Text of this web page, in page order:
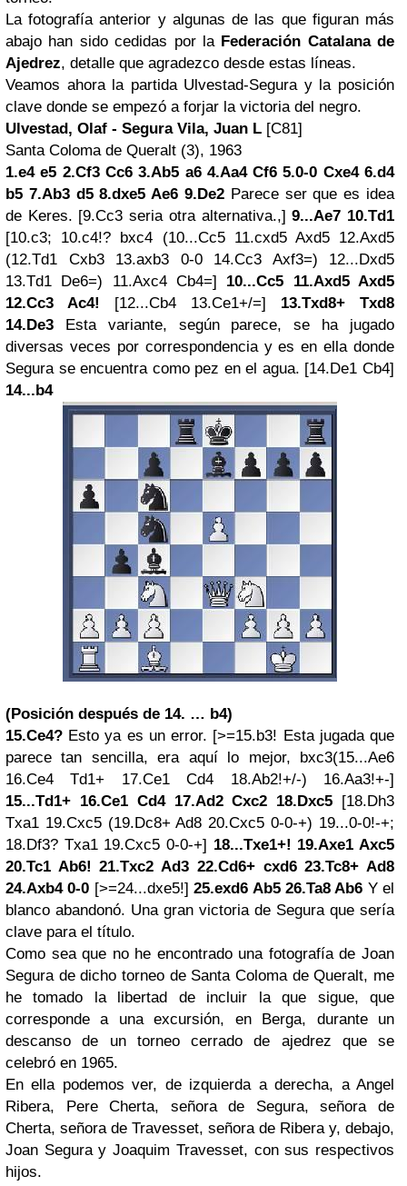
La fotografía anterior y algunas de las que figuran más
abajo han sido cedidas por la Federación Catalana de
Ajedrez, detalle que agradezco desde estas líneas.
Veamos ahora la partida Ulvestad-Segura y la posición
clave donde se empezó a forjar la victoria del negro.
Ulvestad, Olaf - Segura Vila, Juan L [C81]
Santa Coloma de Queralt (3), 1963
1.e4 e5 2.Cf3 Cc6 3.Ab5 a6 4.Aa4 Cf6 5.0-0 Cxe4 6.d4
b5 7.Ab3 d5 8.dxe5 Ae6 9.De2 Parece ser que es idea
de Keres. [9.Cc3 seria otra alternativa.,]9...Ae7 10.Td1
[10.c3; 10.c4!? bxc4 (10...Cc5 11.cxd5 Axd5 12.Axd5
(12.Td1 Cxb3 13.axb3 0-0 14.Cc3 Axf3=) 12...Dxd5
13.Td1 De6=) 11.Axc4 Cb4=] 10...Cc5 11.Axd5 Axd5
12.Cc3 Ac4!
[12...Cb4 13.Ce1+/=] 13.Txd8+ Txd8
14.De3 Esta variante, según parece, se ha jugado
diversas veces por correspondencia y es en ella donde
Segura se encuentra como pez en el agua. [14.De1 Cb4]
14...b4
(Posición después de 14. … b4)
15.Ce4? Esto ya es un error. [>=15.b3! Esta jugada que
parece tan sencilla, era aquí lo mejor, bxc3(15...Ae6
16.Ce4 Td1+ 17.Ce1 Cd4 18.Ab2!+/-) 16.Aa3!+-]
15...Td1+ 16.Ce1 Cd4 17.Ad2 Cxc2 18.Dxc5 [18.Dh3
Txa1 19.Cxc5 (19.Dc8+ Ad8 20.Cxc5 0-0-+) 19...0-0!-+;
18.Df3? Txa1 19.Cxc5 0-0-+] 18...Txe1+! 19.Axe1 Axc5
20.Tc1 Ab6! 21.Txc2 Ad3 22.Cd6+ cxd6 23.Tc8+ Ad8
24.Axb4 0-0 [>=24...dxe5!]25.exd6 Ab5 26.Ta8 Ab6 Y el
blanco abandonó. Una gran victoria de Segura que sería
clave para el título.
Como sea que no he encontrado una fotografía de Joan
Segura de dicho torneo de Santa Coloma de Queralt, me
he tomado la libertad de incluir la que sigue, que
corresponde a una excursión, en Berga, durante un
descanso de un torneo cerrado de ajedrez que se
celebró en 1965.
En ella podemos ver, de izquierda a derecha, a Angel
Ribera, Pere Cherta, señora de Segura, señora de
Cherta, señora de Travesset, señora de Ribera y, debajo,
Joan Segura y Joaquim Travesset, con sus respectivos
hijos.